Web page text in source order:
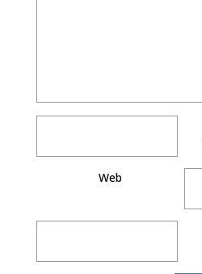
Web